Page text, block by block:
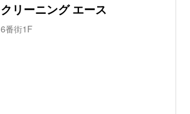
クリーニング エース
6番街1F